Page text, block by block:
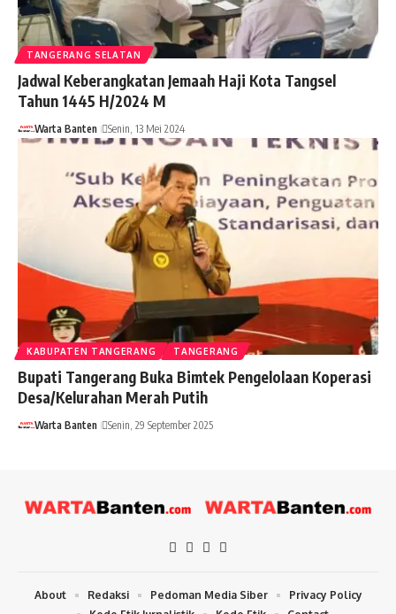
TANGERANG SELATAN
Jadwal Keberangkatan Jemaah Haji Kota Tangsel
Tahun 1445 H/2024 M
Warta Banten Senin, 13 Mei 2024
KABUPATEN TANGERANG TANGERANG
Bupati Tangerang Buka Bimtek Pengelolaan Koperasi
Desa/Kelurahan Merah Putih
Warta Banten Senin, 29 September 2025
About Redaksi Pedoman Media Siber
Privacy Policy